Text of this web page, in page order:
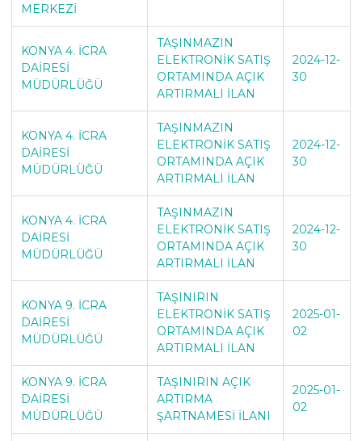
MERKEZİ
KONYA 4. İCRA
DAİRESİ
MÜDÜRLÜĞÜ
TAŞINMAZIN
ELEKTRONİK SATIŞ
ORTAMINDA AÇIK
ARTIRMALI İLAN
2024-12-
30
KONYA 4. İCRA
DAİRESİ
MÜDÜRLÜĞÜ
TAŞINMAZIN
ELEKTRONİK SATIŞ
ORTAMINDA AÇIK
ARTIRMALI İLAN
2024-12-
30
KONYA 4. İCRA
DAİRESİ
MÜDÜRLÜĞÜ
TAŞINMAZIN
ELEKTRONİK SATIŞ
ORTAMINDA AÇIK
ARTIRMALI İLAN
2024-12-
30
KONYA 9. İCRA
DAİRESİ
MÜDÜRLÜĞÜ
TAŞINIRIN
ELEKTRONİK SATIŞ
ORTAMINDA AÇIK
ARTIRMALI İLAN
2025-01-
02
KONYA 9. İCRA
DAİRESİ
MÜDÜRLÜĞÜ
TAŞINIRIN AÇIK
ARTIRMA
ŞARTNAMESİ İLANI
2025-01-
02